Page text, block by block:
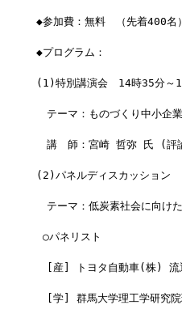
◆参加費：無料　（先着400名）
◆プログラム：
(1)特別講演会　14時35分～
テーマ：ものづくり中小企
講　師：宮崎 哲弥 氏 (評
(2)パネルディスカッション
テーマ：低炭素社会に向け
○パネリスト
[産] トヨタ自動車(株) 流
[学] 群馬大学理工学研究